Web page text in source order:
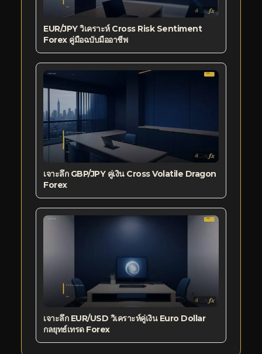
EUR/JPY วิเคราะห์ Cross Risk Sentiment
Forex คู่มือฉบับมืออาชีพ
เจาะลึก GBP/JPY คู่เงิน Cross Volatile Dragon
Forex
เจาะลึก EUR/USD วิเคราะห์คู่เงิน Euro Dollar
กลยุทธ์เทรด Forex